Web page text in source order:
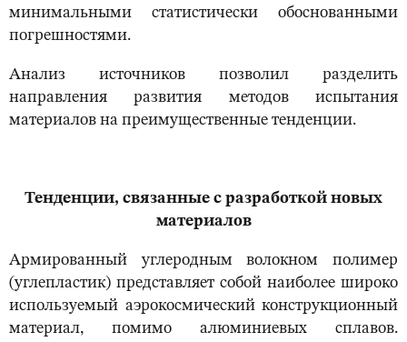
минимальными статистически обоснованными
погрешностями.
Анализ источников позволил разделить
направления развития методов испытания
материалов на преимущественные тенденции.
Тенденции, связанные с разработкой новых
материалов
Армированный углеродным волокном полимер
(углепластик) представляет собой наиболее широко
используемый аэрокосмический конструкционный
материал, помимо алюминиевых сплавов.